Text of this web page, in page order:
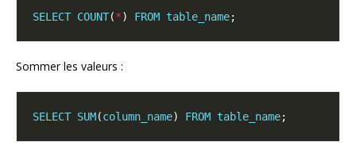
SELECT COUNT(*) FROM table_name
Sommer les valeurs :
SELECT SUM(column_name) FROM table_name